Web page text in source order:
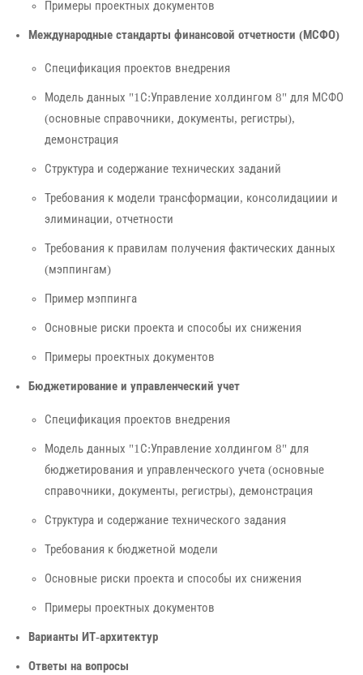
Примеры проектных документов
Международные стандарты финансовой отчетности (МСФО)
Спецификация проектов внедрения
Модель данных "1С:Управление холдингом 8" для МСФО
(основные справочники, документы, регистры),
демонстрация
Структура и содержание технических заданий
Требования к модели трансформации, консолидациии и
элиминации, отчетности
Требования к правилам получения фактических данных
(мэппингам)
Пример мэппинга
Основные риски проекта и способы их снижения
Примеры проектных документов
Бюджетирование и управленческий учет
Спецификация проектов внедрения
Модель данных "1С:Управление холдингом 8" для
бюджетирования и управленческого учета (основные
справочники, документы, регистры), демонстрация
Структура и содержание технического задания
Требования к бюджетной модели
Основные риски проекта и способы их снижения
Примеры проектных документов
Варианты ИТ-архитектур
Ответы на вопросы